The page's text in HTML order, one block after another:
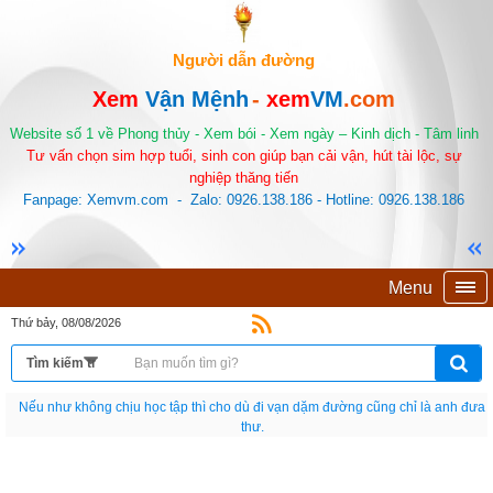
Người dẫn đường
Xem Vận Mệnh- xemVM.com
Website số 1 về Phong thủy - Xem bói - Xem ngày – Kinh dịch - Tâm linh
Tư vấn chọn sim hợp tuổi, sinh con giúp bạn cải vận, hút tài lộc, sự
nghiệp thăng tiến
Fanpage: Xemvm.com - Zalo: 0926.138.186 - Hotline: 0926.138.186
Menu
Thứ bảy, 08/08/2026
Nếu như không chịu học tập thì cho dù đi vạn dặm đường cũng chỉ là anh đưa
thư.